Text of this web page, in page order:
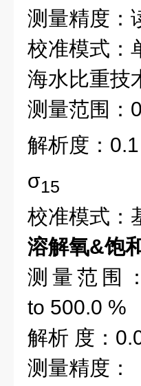
测量精度：
校准模式：
海水比重技
测量范围 ：
解析度： 0.
σ15
校准模式：
溶解氧&饱
测量范围
：
to 500.0 %
解析 度：
测量精度 ：